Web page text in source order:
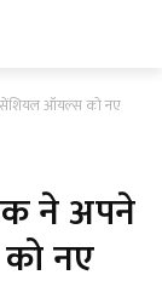
ऑयल्स को नए
ने अपने
नए